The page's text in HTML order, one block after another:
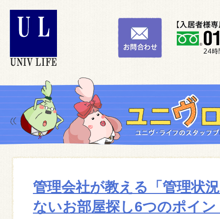
管理会社が教える「管理状
ないお部屋探し6つのポイ